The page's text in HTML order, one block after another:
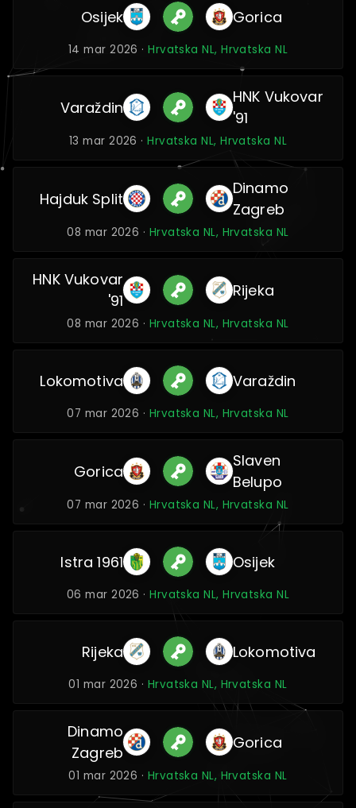
Osijek Gorica
14 mar 2026 ·Hrvatska NL, Hrvatska NL
Varaždin
HNK Vukovar
'91
13 mar 2026 ·Hrvatska NL, Hrvatska NL
Hajduk Split
Dinamo
Zagreb
08 mar 2026 · Hrvatska NL, Hrvatska NL
HNK Vukovar
'91
Rijeka
08 mar 2026 · Hrvatska NL, Hrvatska NL
Lokomotiva Varaždin
07 mar 2026 · Hrvatska NL, Hrvatska NL
Gorica
Slaven
Belupo
07 mar 2026 · Hrvatska NL, Hrvatska NL
Istra 1961 Osijek
06 mar 2026 ·Hrvatska NL, Hrvatska NL
Rijeka Lokomotiva
01 mar 2026 · Hrvatska NL, Hrvatska NL
Dinamo
Zagreb
Gorica
01 mar 2026 · Hrvatska NL, Hrvatska NL